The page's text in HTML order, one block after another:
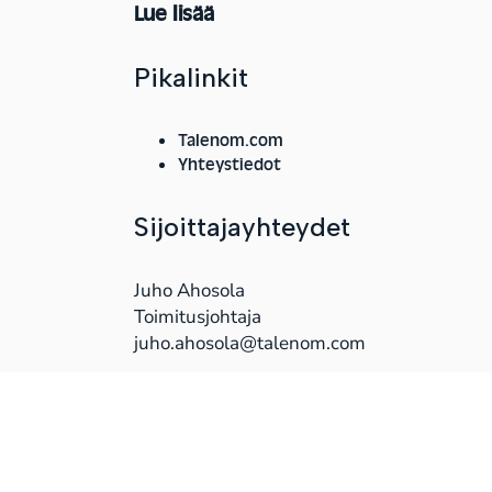
Lue lisää
Pikalinkit
Talenom.com
Yhteystiedot
Sijoittajayhteydet
Juho Ahosola
Toimitusjohtaja
juho.ahosola@talenom.com